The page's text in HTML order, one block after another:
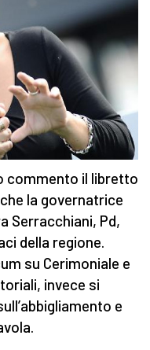
commento il libretto
che la governatrice
Serracchiani, Pd,
della regione.
su Cerimoniale e
invece si
e